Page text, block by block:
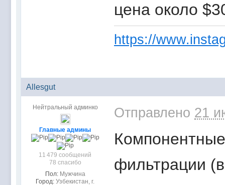
цена около
https://
Allesgut
Нейтральный админко
Главные админы
11 479 сообщений
78 спасибо
Пол: Мужчина
Город: Узбекистан, г.
Отправлено 21
фильтрации